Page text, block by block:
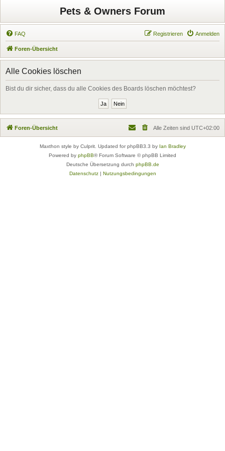
Pets & Owners Forum
FAQ Anmelden
Registrieren
Foren-Übersicht
Alle Cookies löschen
Bist du dir sicher, dass du alle Cookies des Boards löschen möchtest?
Foren-Übersicht Alle Zeiten sind UTC+02:00
Maxthon style by Culprit. Updated for phpBB3.3 by Ian Bradley
Powered by phpBB® Forum Software © phpBB Limited
Deutsche Übersetzung durch phpBB.de
Datenschutz| Nutzungsbedingungen